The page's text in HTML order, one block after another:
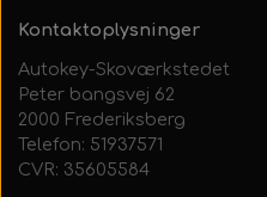
Kontaktoplysninger
Autokey-Skoværkstedet
Peter bangsvej 62
2000 Frederiksberg
Telefon: 51937571
CVR: 35605584